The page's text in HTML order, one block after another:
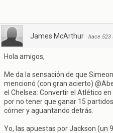
James McArthur · hace 523
Hola amigos,
Me da la sensación de que
mencionó (con gran acierto)
el Chelsea: Convertir el Atlético
por no tener que ganar 15
córner y aguantando detrás.
Yo, las apuestas por Jackson (un